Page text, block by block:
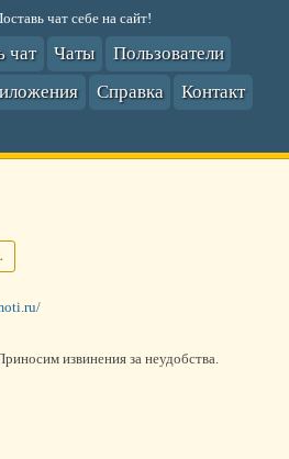
чат себе на сайт!
чат Чаты
Пользователи
Справка
Контакт